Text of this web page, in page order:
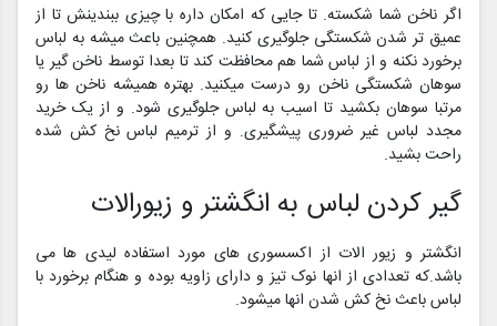
اگر ناخن شما شکسته. تا جایی که امکان داره با چیزی ببندینش تا از
عمیق تر شدن شکستگی جلوگیری کنید. همچنین باعث میشه به لباس
برخورد نکنه و از لباس شما هم محافظت کند تا بعدا توسط ناخن گیر یا
سوهان شکستگی ناخن رو درست میکنید. بهتره همیشه ناخن ها رو
مرتبا سوهان بکشید تا اسیب به لباس جلوگیری شود. و از یک خرید
مجدد لباس غیر ضروری پیشگیری. و از ترمیم لباس نخ کش شده
راحت بشید.
گیر کردن لباس به انگشتر و زیورالات
انگشتر و زیور الات از اکسسوری های مورد استفاده لیدی ها می
باشد.که تعدادی از انها نوک تیز و دارای زاویه بوده و هنگام برخورد با
لباس باعث نخ کش شدن انها میشود.